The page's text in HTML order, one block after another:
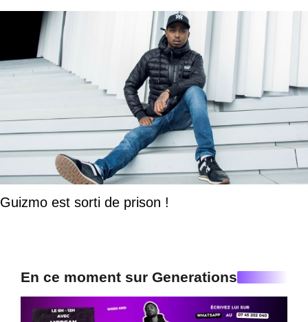
Guizmo est sorti de prison !
En ce moment sur Generations